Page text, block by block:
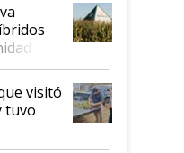
en
visitó
tuvo